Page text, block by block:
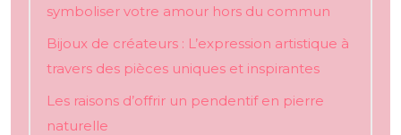
symboliser votre amour hors du commun
Bijoux de créateurs : L’expression artistique à
travers des pièces uniques et inspirantes
Les raisons d’offrir un pendentif en pierre
naturelle